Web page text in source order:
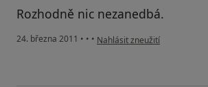
Rozhodně nic nezanedbá.
24. března 2011 • • • podle názoru uživatele Pacient
Nahlásit zneužití